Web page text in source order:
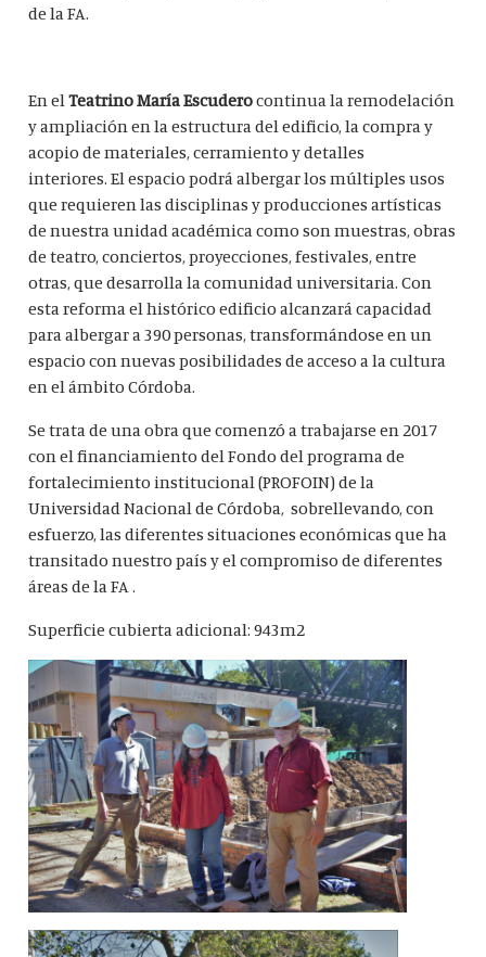
de la FA.
En elTeatrino María Escuderocontinua la remodelación
y ampliación en la estructura del edificio, la compra y
acopio de materiales, cerramiento y detalles
interiores. El espacio podrá albergar los múltiples usos
que requieren las disciplinas y producciones artísticas
de nuestra unidad académica como son muestras, obras
de teatro, conciertos, proyecciones, festivales, entre
otras, que desarrolla la comunidad universitaria. Con
esta reforma el histórico edificio alcanzará capacidad
para albergar a 390 personas, transformándose en un
espacio con nuevas posibilidades de acceso a la cultura
en el ámbito Córdoba.
Se trata de una obra que comenzó a trabajarse en 2017
con el financiamiento del Fondo del programa de
fortalecimiento institucional (PROFOIN) de la
Universidad Nacional de Córdoba, sobrellevando, con
esfuerzo, las diferentes situaciones económicas que ha
transitado nuestro país y el compromiso de diferentes
áreas de la FA .
Superficie cubierta adicional: 943m2